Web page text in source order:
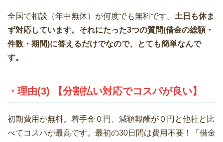
全国で相談（年中無休）が何度でも無料です。 土日も休ま
ず対応しています。それにたった3つの質問(借金の総額・
件数・期間)に答えるだけでなので、とても簡単なんで
す。
・理由(3) 【分割払い対応でコスパが良い】
初期費用が無料。着手金０円、減額報酬が０円と他社と比
べてコスパが最高です。最初の30日間は費用不要！「借金